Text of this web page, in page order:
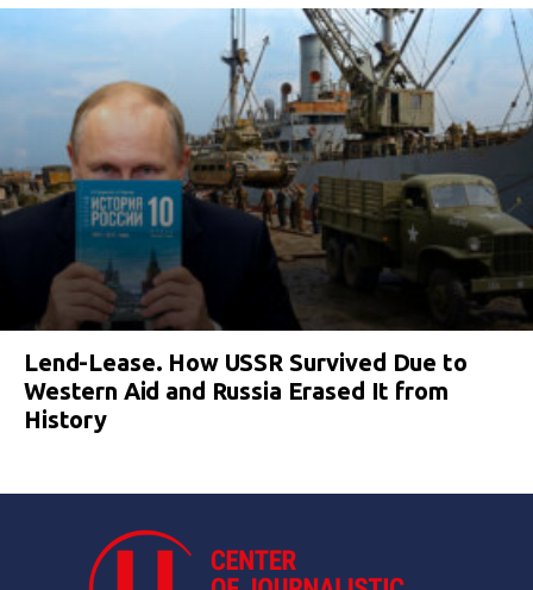
Lend-Lease. How USSR Survived Due to
Western Aid and Russia Erased It from
History